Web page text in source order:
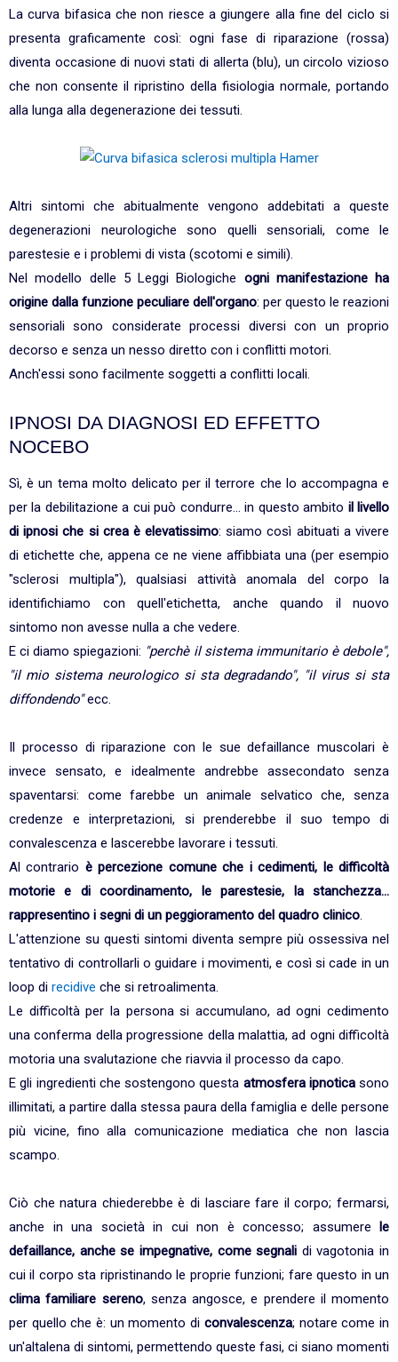
La curva bifasica che non riesce a giungere alla fine del ciclo si
presenta graficamente così: ogni fase di riparazione (rossa)
diventa occasione di nuovi stati di allerta (blu), un circolo vizioso
che non consente il ripristino della fisiologia normale, portando
alla lunga alla degenerazione dei tessuti.
Altri sintomi che abitualmente vengono addebitati a queste
degenerazioni neurologiche sono quelli sensoriali, come le
parestesie e i problemi di vista (scotomi e simili).
Nel modello delle 5 Leggi Biologiche ogni manifestazione ha
origine dalla funzione peculiare dell'organo: per questo le reazioni
sensoriali sono considerate processi diversi con un proprio
decorso e senza un nesso diretto con i conflitti motori.
Anch'essi sono facilmente soggetti a conflitti locali.
IPNOSI DA DIAGNOSI ED EFFETTO
NOCEBO
Sì, è un tema molto delicato per il terrore che lo accompagna e
per la debilitazione a cui può condurre... in questo ambito il livello
di ipnosi che si crea è elevatissimo: siamo così abituati a vivere
di etichette che, appena ce ne viene affibbiata una (per esempio
"sclerosi multipla"), qualsiasi attività anomala del corpo la
identifichiamo con quell'etichetta, anche quando il nuovo
sintomo non avesse nulla a che vedere.
E ci diamo spiegazioni: "perchè il sistema immunitario è debole",
"il mio sistema neurologico si sta degradando", "il virus si sta
diffondendo"ecc.
Il processo di riparazione con le sue defaillance muscolari è
invece sensato, e idealmente andrebbe assecondato senza
spaventarsi: come farebbe un animale selvatico che, senza
credenze e interpretazioni, si prenderebbe il suo tempo di
convalescenza e lascerebbe lavorare i tessuti.
Al contrario è percezione comune che i cedimenti, le difficoltà
motorie e di coordinamento, le parestesie, la stanchezza...
rappresentino i segni di un peggioramento del quadro clinico.
L'attenzione su questi sintomi diventa sempre più ossessiva nel
tentativo di controllarli o guidare i movimenti, e così si cade in un
loop di recidive che si retroalimenta.
Le difficoltà per la persona si accumulano, ad ogni cedimento
una conferma della progressione della malattia, ad ogni difficoltà
motoria una svalutazione che riavvia il processo da capo.
E gli ingredienti che sostengono questa atmosfera ipnoticasono
illimitati, a partire dalla stessa paura della famiglia e delle persone
più vicine, fino alla comunicazione mediatica che non lascia
scampo.
Ciò che natura chiederebbe è di lasciare fare il corpo; fermarsi,
anche in una società in cui non è concesso; assumere
le
defaillance, anche se impegnative, come segnali di vagotonia in
cui il corpo sta ripristinando le proprie funzioni; fare questo in un
clima familiare sereno, senza angosce, e prendere il momento
per quello che è: un momento di convalescenza; notare come in
un'altalena di sintomi, permettendo queste fasi, ci siano momenti